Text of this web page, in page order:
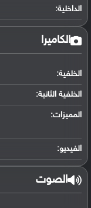
الداخلية:
الكاميرا
الخلفية:
الخلفية الثانية:
المميزات:
الفيديو:
الصوت